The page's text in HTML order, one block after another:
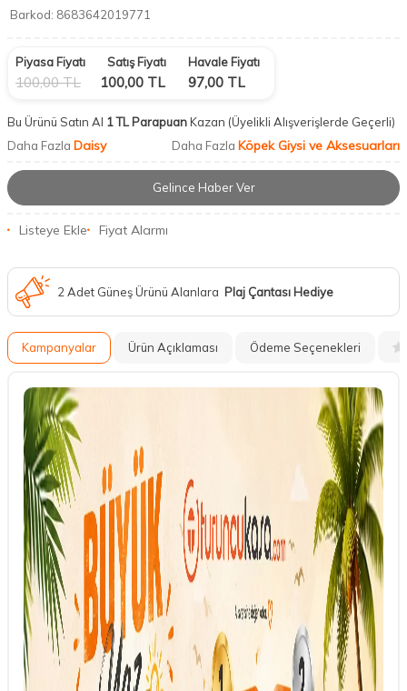
Barkod: 8683642019771
Piyasa Fiyatı
100,00TL
Satış Fiyatı
100,00 TL
Havale Fiyatı
97,00 TL
Bu Ürünü Satın Al 1 TL ParapuanKazan (Üyelikli Alışverişlerde Geçerli)
Daha Fazla Daisy Daha Fazla Köpek Giysi ve Aksesuarları
Gelince Haber Ver
Listeye Ekle Fiyat Alarmı
2 Adet Güneş Ürünü Alanlara Plaj Çantası Hediye
Kampanyalar Ürün Açıklaması Ödeme Seçenekleri